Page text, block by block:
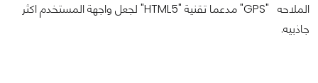
الملاحه "GPS" مدعما تقنية "HTML5" لجعل واجهة المستخدم اكثر
جاذبيه.